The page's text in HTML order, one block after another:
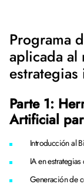
Programa
aplicada
Parte 1:
Artificial
Introducción al
IA en
Generación de